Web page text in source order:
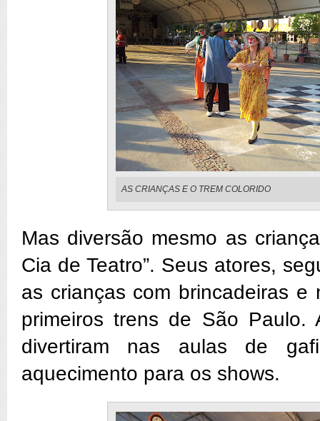
AS CRIANÇAS E O TREM COLORIDO
Mas diversão mesmo as
Cia de Teatro”. Seus atores,
as crianças com brincadeiras e
primeiros trens de São Paulo.
divertiram nas aulas de
aquecimento para os shows.